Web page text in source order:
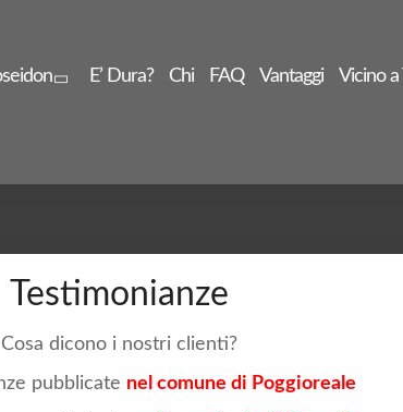
E’ Dura? Chi FAQ Vantaggi Vicino a
Testimonianze
Cosa dicono i nostri clienti?
pubblicate nel comune di Poggioreale